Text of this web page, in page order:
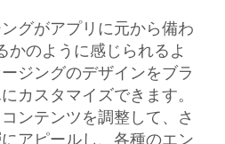
グがアプリに元から備わ
かのように感じられるよ
ジングのデザインをブラ
カスタマイズできます。
ンテンツを調整して、さ
アピールし、各種のエン